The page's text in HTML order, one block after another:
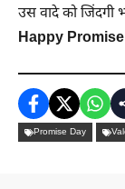
उस वादे को जिंदगी
Happy
Promise Day